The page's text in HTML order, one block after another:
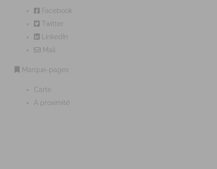
Facebook
Twitter
LinkedIn
Mail
Marque-pages
Carte
A proximité